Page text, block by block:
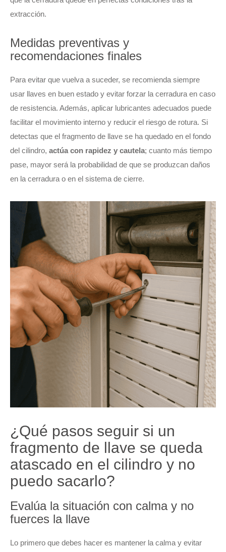
extracción.
Medidas preventivas y
recomendaciones finales
Para evitar que vuelva a suceder, se recomienda siempre
usar llaves en buen estado y evitar forzar la cerradura en caso
de resistencia. Además, aplicar lubricantes adecuados puede
facilitar el movimiento interno y reducir el riesgo de rotura. Si
detectas que el fragmento de llave se ha quedado en el fondo
del cilindro, actúa con rapidez y cautela; cuanto más tiempo
pase, mayor será la probabilidad de que se produzcan daños
en la cerradura o en el sistema de cierre.
¿Qué pasos seguir si un
fragmento de llave se queda
atascado en el cilindro y no
puedo sacarlo?
Evalúa la situación con calma y no
fuerces la llave
Lo primero que debes hacer es mantener la calma y evitar